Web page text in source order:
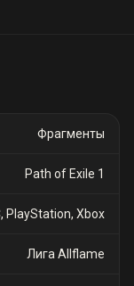
Фрагменты
Path of Exile 1
PlayStation, Xbox
Лига Allflame